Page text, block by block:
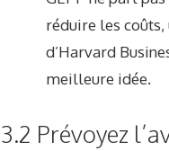
réduire les
d’Harvard
meilleure idée.
3.2 Prévoyez